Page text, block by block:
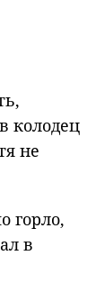
колодец
не
горло,
в